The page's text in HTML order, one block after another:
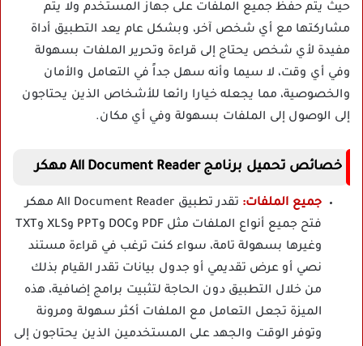
حيث يتم حفظ جميع الملفات على جهاز المستخدم ولا يتم
مشاركتها مع أي شخص آخر، وبشكل عام يعد التطبيق أداة
مفيدة لأي شخص يحتاج إلى قراءة وتحرير الملفات بسهولة
وفي أي وقت، لا سيما وأنه سهل جداً في التعامل والأمان
والخصوصية، مما يجعله خيارا رائعا للأشخاص الذين يحتاجون
إلى الوصول إلى الملفات بسهولة وفي أي مكان.
خصائص تحميل برنامج All Document Reader مهكر
جميع الملفات:
تقدر تطبيق All Document Reader مهكر
فتح جميع أنواع الملفات مثل PDF وDOC وPPT وXLS وTXT
وغيرها بسهولة تامة، سواء كنت ترغب في قراءة مستند
نصي أو عرض تقديمي أو جدول بيانات تقدر القيام بذلك
من خلال التطبيق دون الحاجة لتثبيت برامج إضافية، هذه
الميزة تجعل التعامل مع الملفات أكثر سهولة ومرونة
وتوفر الوقت والجهد على المستخدمين الذين يحتاجون إلى